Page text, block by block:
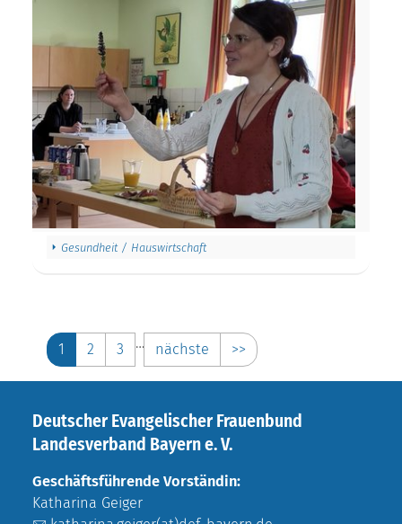
Gesundheit / Hauswirtschaft
1 2 3 … nächste >>
Deutscher Evangelischer Frauenbund
Landesverband Bayern e. V.
Geschäftsführende Vorständin:
Katharina Geiger